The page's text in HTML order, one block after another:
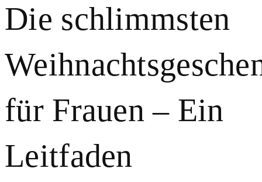
Die schlimmsten
für Frauen – Ein
Leitfaden